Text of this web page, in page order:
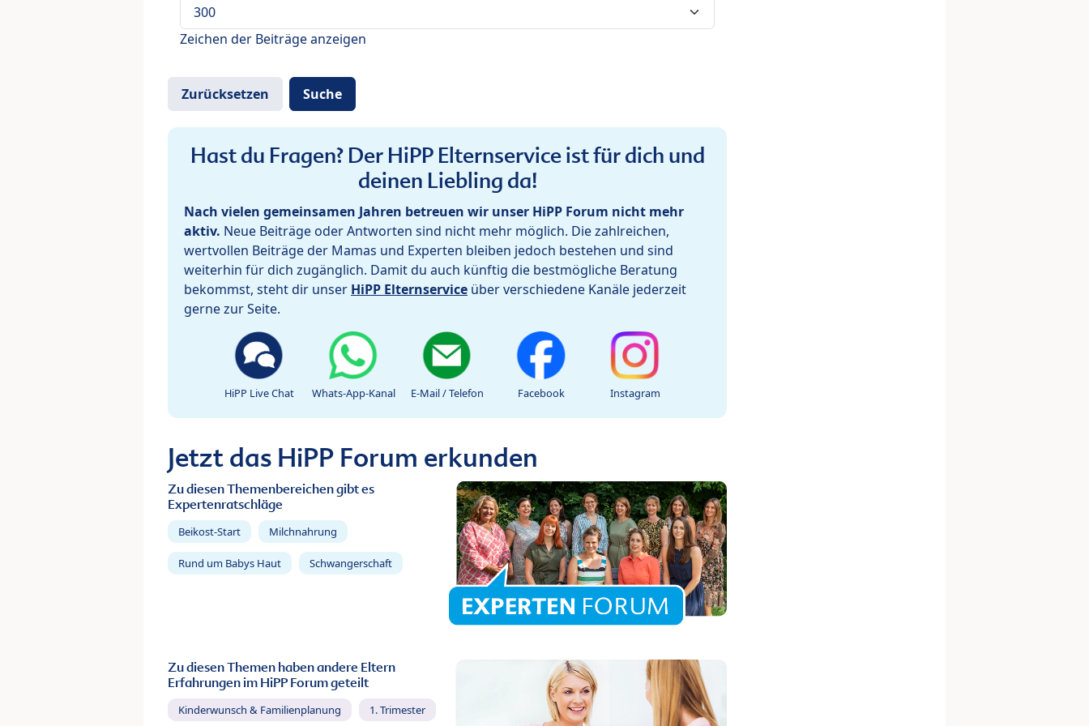
Zeichen der Beiträge anzeigen
Hast du Fragen? Der HiPP Elternservice ist für dich und
deinen Liebling da!
Nach vielen gemeinsamen Jahren betreuen wir unser HiPP Forum nicht mehr
aktiv. Neue Beiträge oder Antworten sind nicht mehr möglich. Die zahlreichen,
wertvollen Beiträge der Mamas und Experten bleiben jedoch bestehen und sind
weiterhin für dich zugänglich. Damit du auch künftig die bestmögliche Beratung
bekommst, steht dir unser HiPP Elternservice über verschiedene Kanäle jederzeit
gerne zur Seite.
HiPP Live Chat Whats-App-Kanal E-Mail / Telefon Facebook Instagram
Jetzt das HiPP Forum erkunden
Zu diesen Themenbereichen gibt es
Expertenratschläge
Beikost-Start Milchnahrung
Rund um Babys Haut Schwangerschaft
Zu diesen Themen haben andere Eltern
Erfahrungen im HiPP Forum geteilt
Kinderwunsch & Familienplanung 1. Trimester